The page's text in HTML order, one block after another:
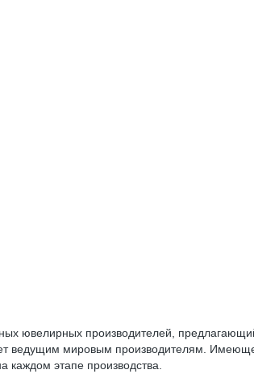
ювелирных производителей,
ведущим мировым производителям.
каждом этапе производства.